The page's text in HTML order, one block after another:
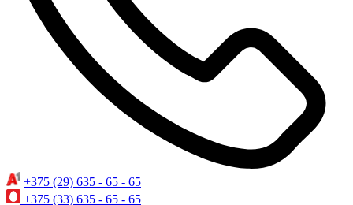
+375 (29) 635 - 65 - 65
+375 (33) 635 - 65 - 65